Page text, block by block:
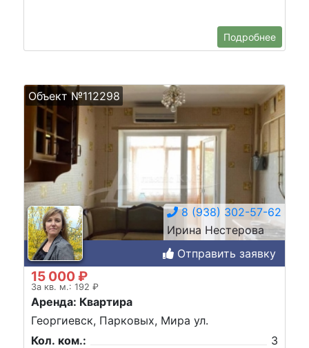
Подробнее
Объект №112298
8 (938) 302-57-62
Ирина Нестерова
Отправить заявку
15 000 ₽
За кв. м.: 192 ₽
Аренда: Квартира
Георгиевск, Парковых, Мира ул.
Кол. ком.:
3